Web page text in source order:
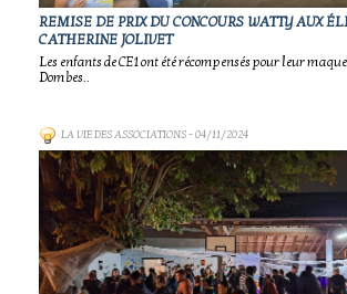
REMISE DE PRIX DU CONCOURS WATTY AUX
CATHERINE JOLIVET
Les enfants de CE1 ont été récompensés pour leur
Dombes..
LA VIE DES ASSOCIATIONS- 04/11/2024